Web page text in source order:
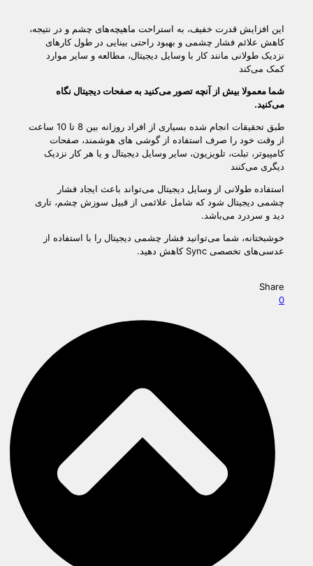
این افزایش قدرت خفیف، به استراحت ماهیچه‌های چشم و در نتیجه،
کاهش علائم فشار چشمی و بهبود راحتی بینایی در طول کارهای
نزدیک طولانی مانند کار با وسایل دیجیتال، مطالعه و سایر موارد
کمک می‌کند
شما معمولا بیش از آنچه تصور می‌کنید به صفحات دیجیتال نگاه
می‌کنید.
طبق تحقیقات انجام شده بسیاری از افراد روزانه بین 8 تا 10 ساعت
از وقت خود را صرف استفاده از گوشی های هوشمند، صفحات
کامپیوتر، تبلت، تلویزیون، سایر وسایل دیجیتال و یا هر کار نزدیک
دیگری می‌کنند
استفاده طولانی از وسایل دیجیتال می‌تواند باعث ایجاد فشار
چشمی دیجیتال شود که شامل علائمی از قبیل سوزش چشم، تاری
دید و سردرد می‌باشد.
خوشبختانه، شما می‌‌‌توانید فشار چشمی دیجیتال را با استفاده از
عدسی‌های تخصصی Sync کاهش دهید.
Share
0